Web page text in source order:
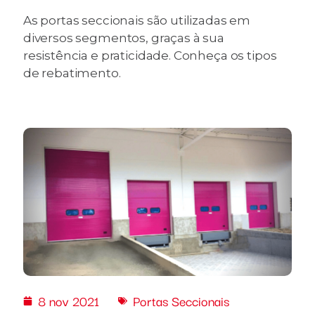
As portas seccionais são utilizadas em
diversos segmentos, graças à sua
resistência e praticidade. Conheça os tipos
de rebatimento.
8 nov 2021 Portas Seccionais